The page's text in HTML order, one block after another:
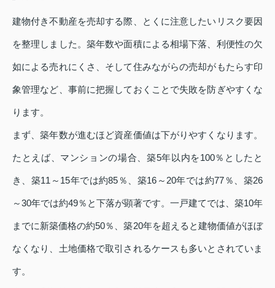
建物付き不動産を売却する際、とくに注意したいリスク要因
を整理しました。築年数や面積による相場下落、利便性の欠
如による売れにくさ、そして住みながらの売却がもたらす印
象管理など、事前に把握しておくことで失敗を防ぎやすくな
ります。
まず、築年数が進むほど資産価値は下がりやすくなります。
たとえば、マンションの場合、築5年以内を100％としたと
き、築11～15年では約85％、築16～20年では約77％、築26
～30年では約49％と下落が顕著です。一戸建てでは、築10年
までに新築価格の約50％、築20年を超えると建物価値がほぼ
なくなり、土地価格で取引されるケースも多いとされていま
す。